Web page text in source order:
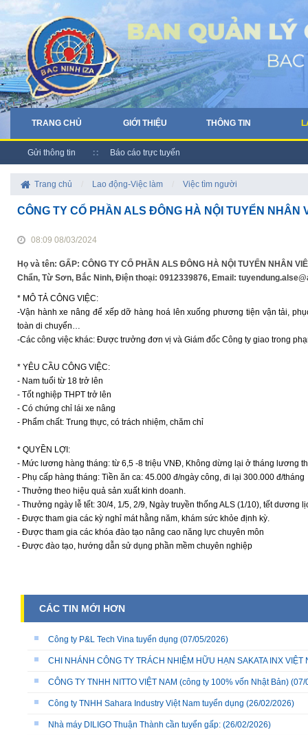
TRANG CHỦ GIỚI THIỆU THÔNG TIN
Gửi thông tin Báo cáo trực tuyến
Trang chủ Lao động-Việc làm Việc tìm người
CÔNG TY CỔ PHẦN ALS ĐÔNG HÀ NỘI TUYỂN NHÂN
08:09 08/03/2024
Họ và tên: GẤP: CÔNG TY CỔ PHẦN ALS ĐÔNG HÀ NỘI TUYỂN NHÂN
Chẩn, Từ Sơn, Bắc Ninh, Điện thoại: 0912339876, Email:
* MÔ TẢ CÔNG VIỆC:
-Vận hành xe nâng để xếp dỡ hàng hoá lên xuống phương tiện vận tải,
toàn di chuyển…
-Các công việc khác: Được trưởng đơn vị và Giám đốc Công ty giao trong
* YÊU CẦU CÔNG VIỆC:
- Nam tuổi từ 18 trở lên
- Tốt nghiệp THPT trở lên
- Có chứng chỉ lái xe nâng
- Phẩm chất: Trung thực, có trách nhiệm, chăm chỉ
* QUYỀN LỢI:
- Mức lương hàng tháng: từ 6,5 -8 triệu VNĐ, Không dừng lại ở tháng lương
- Phụ cấp hàng tháng: Tiền ăn ca: 45.000 đ/ngày công, đi lại 300.000 đ/tháng
- Thưởng theo hiệu quả sản xuất kinh doanh.
- Thưởng ngày lễ tết: 30/4, 1/5, 2/9, Ngày truyền thống ALS (1/10), tết dương
- Được tham gia các kỳ nghỉ mát hằng năm, khám sức khỏe định kỳ.
- Được tham gia các khóa đào tạo nâng cao năng lực chuyên môn
- Được đào tạo, hướng dẫn sử dụng phần mềm chuyên nghiệp
CÁC TIN MỚI HƠN
Công ty P&L Tech Vina tuyển dụng (07/05/2026)
CHI NHÁNH CÔNG TY TRÁCH NHIỆM HỮU HẠN SAKATA INX
CÔNG TY TNHH NITTO VIỆT NAM (công ty 100% vốn Nhật Bản) (07/
Công ty TNHH Sahara Industry Việt Nam tuyển dụng (26/02/2026)
Nhà máy DILIGO Thuận Thành cần tuyển gấp: (26/02/2026)